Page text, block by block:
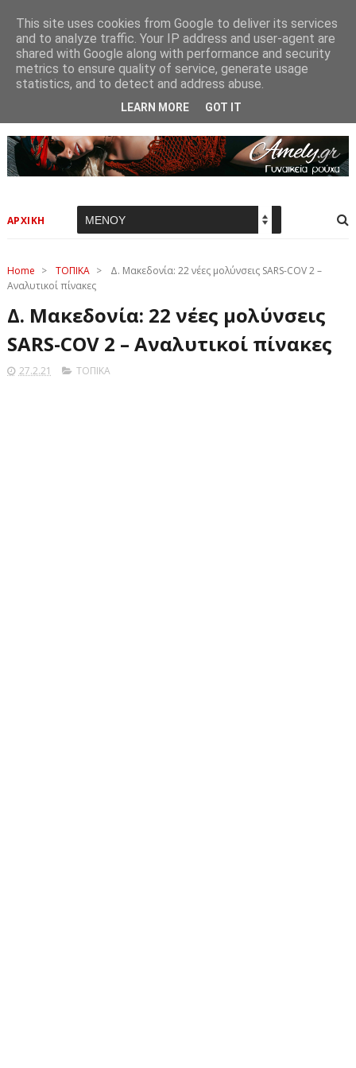
ΑΡΧΙΚΗ
Home > ΤΟΠΙΚΑ >
Δ. Μακεδονία: 22 νέες μολύνσεις SARS-COV 2 –
Αναλυτικοί πίνακες
Δ. Μακεδονία: 22 νέες μολύνσεις
SARS-COV 2 – Αναλυτικοί πίνακες
27.2.21 ΤΟΠΙΚΑ
This site uses cookies from Google to deliver its services
and to analyze traffic. Your IP address and user-agent are
shared with Google along with performance and security
metrics to ensure quality of service, generate usage
statistics, and to detect and address abuse.
LEARN MORE GOT IT